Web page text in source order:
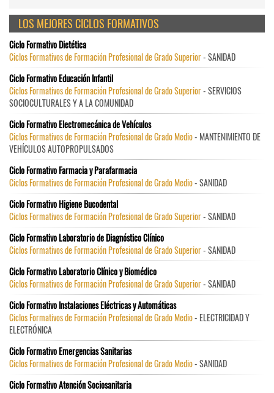
LOS MEJORES CICLOS FORMATIVOS
Ciclo Formativo Dietética
Ciclos Formativos de Formación Profesional de Grado Superior- SANIDAD
Ciclo Formativo Educación Infantil
Ciclos Formativos de Formación Profesional de Grado Superior- SERVICIOS
SOCIOCULTURALES Y A LA COMUNIDAD
Ciclo Formativo Electromecánica de Vehículos
Ciclos Formativos de Formación Profesional de Grado Medio- MANTENIMIENTO DE
VEHÍCULOS AUTOPROPULSADOS
Ciclo Formativo Farmacia y Parafarmacia
Ciclos Formativos de Formación Profesional de Grado Medio- SANIDAD
Ciclo Formativo Higiene Bucodental
Ciclos Formativos de Formación Profesional de Grado Superior- SANIDAD
Ciclo Formativo Laboratorio de Diagnóstico Clínico
Ciclos Formativos de Formación Profesional de Grado Superior- SANIDAD
Ciclo Formativo Laboratorio Clínico y Biomédico
Ciclos Formativos de Formación Profesional de Grado Superior- SANIDAD
Ciclo Formativo Instalaciones Eléctricas y Automáticas
Ciclos Formativos de Formación Profesional de Grado Medio- ELECTRICIDAD Y
ELECTRÓNICA
Ciclo Formativo Emergencias Sanitarias
Ciclos Formativos de Formación Profesional de Grado Medio- SANIDAD
Ciclo Formativo Atención Sociosanitaria